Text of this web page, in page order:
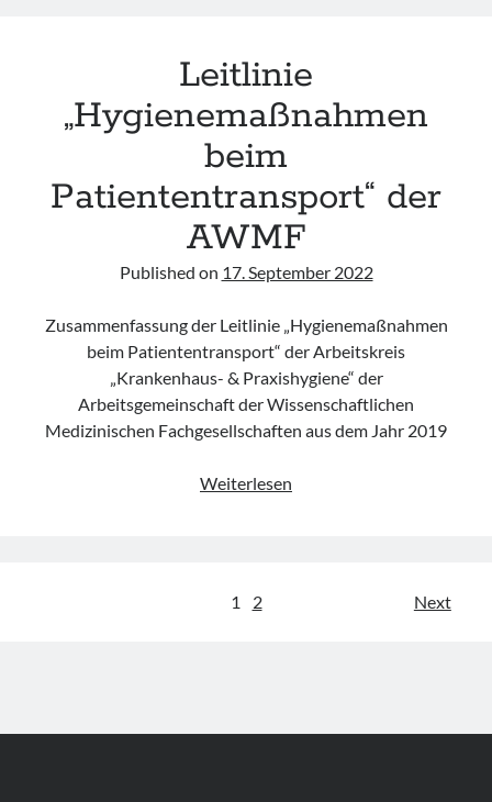
der
KRINKO
Leitlinie
„Hygienemaßnahmen
beim
Patiententransport“ der
AWMF
Published on 17. September 2022
Zusammenfassung der Leitlinie „Hygienemaßnahmen
beim Patiententransport“ der Arbeitskreis
„Krankenhaus- & Praxishygiene“ der
Arbeitsgemeinschaft der Wissenschaftlichen
Medizinischen Fachgesellschaften aus dem Jahr 2019
Weiterlesen
Seitennummerierung
1 2 Next